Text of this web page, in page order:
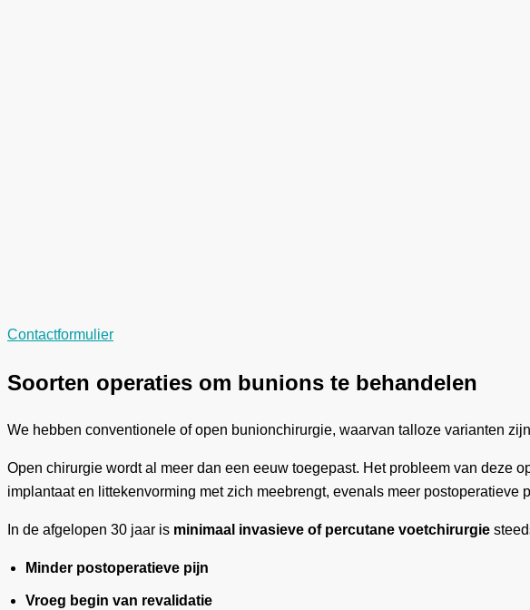
Contactformulier
Soorten operaties om bunions te behandelen
We hebben conventionele of open bunionchirurgie, waarvan talloze varianten
Open chirurgie wordt al meer dan een eeuw toegepast. Het probleem van deze
implantaat en littekenvorming met zich meebrengt, evenals meer postoperatieve
In de afgelopen 30 jaar is minimaal invasieve of percutane voetchirurgie
Minder postoperatieve pijn
Vroeg begin van revalidatie